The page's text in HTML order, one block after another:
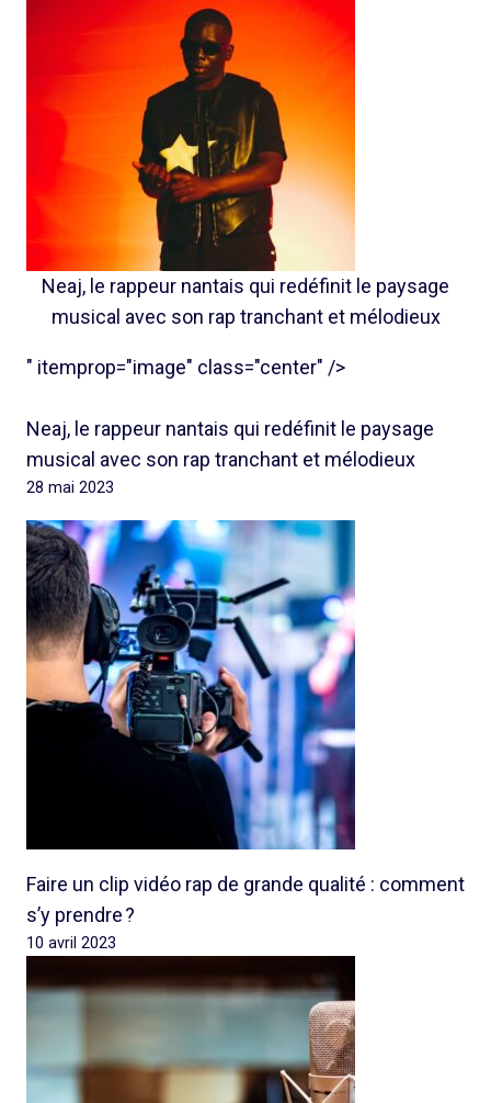
Neaj, le rappeur nantais qui redéfinit le paysage
musical avec son rap tranchant et mélodieux
" itemprop="image" class="center" />
Neaj, le rappeur nantais qui redéfinit le paysage
musical avec son rap tranchant et mélodieux
28 mai 2023
Faire un clip vidéo rap de grande qualité : comment
s’y prendre ?
10 avril 2023